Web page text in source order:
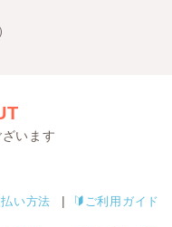
います
い方法 ご利用ガイド